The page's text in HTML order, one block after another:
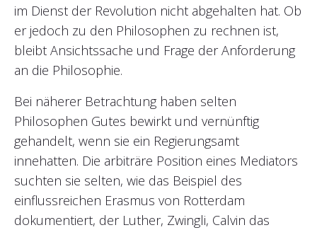
im Dienst der Revolution nicht abgehalten hat. Ob
er jedoch zu den Philosophen zu rechnen ist,
bleibt Ansichtssache und Frage der Anforderung
an die Philosophie.
Bei näherer Betrachtung haben selten
Philosophen Gutes bewirkt und vernünftig
gehandelt, wenn sie ein Regierungsamt
innehatten. Die arbiträre Position eines Mediators
suchten sie selten, wie das Beispiel des
einflussreichen Erasmus von Rotterdam
dokumentiert, der Luther, Zwingli, Calvin das